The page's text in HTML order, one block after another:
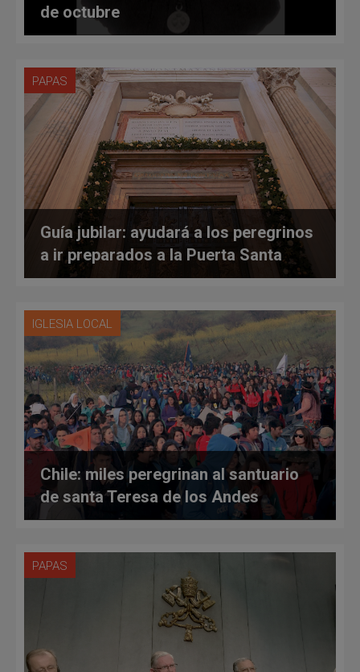
de octubre
PAPAS
Guía jubilar: ayudará a los peregrinos
a ir preparados a la Puerta Santa
IGLESIA LOCAL
Chile: miles peregrinan al santuario
de santa Teresa de los Andes
PAPAS